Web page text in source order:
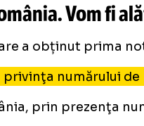
Vom fi
a obținut prima
numărului de
prin prezenţa